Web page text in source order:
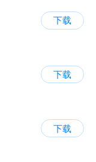
下载
下载
下载